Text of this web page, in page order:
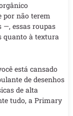
por não terem
—, essas roupas
quanto à textura
está cansado
de desenhos
de alta
tudo, a Primary